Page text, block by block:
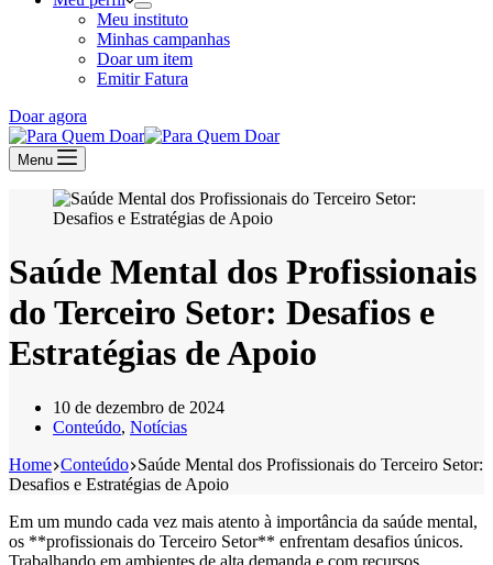
Meu instituto
Minhas campanhas
Doar um item
Emitir Fatura
Doar agora
Menu
Saúde Mental dos Profissionais
do Terceiro Setor: Desafios e
Estratégias de Apoio
10 de dezembro de 2024
Conteúdo, Notícias
Home Conteúdo Saúde Mental dos Profissionais do Terceiro Setor:
Desafios e Estratégias de Apoio
Em um mundo cada vez mais atento à importância da saúde mental,
os **profissionais do Terceiro Setor** enfrentam desafios únicos.
Trabalhando em ambientes de alta demanda e com recursos